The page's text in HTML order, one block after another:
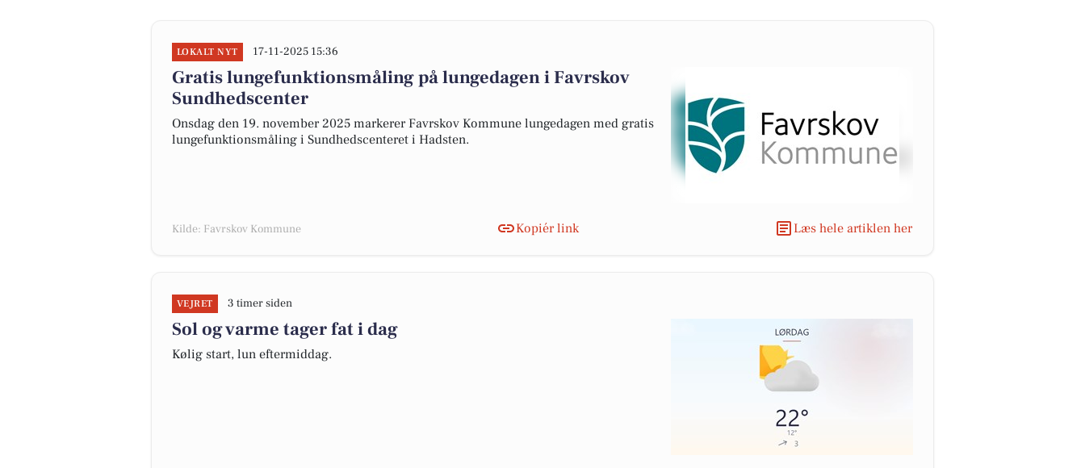
LOKALT NYT 17-11-2025 15:36
Gratis lungefunktionsmåling på lungedagen i Favrskov
Sundhedscenter
Onsdag den 19. november 2025 markerer Favrskov Kommune lungedagen med gratis
lungefunktionsmåling i Sundhedscenteret i Hadsten.
Kilde: Favrskov Kommune Kopiér link Læs hele artiklen her
VEJRET 3 timer siden
Sol og varme tager fat i dag
Kølig start, lun eftermiddag.